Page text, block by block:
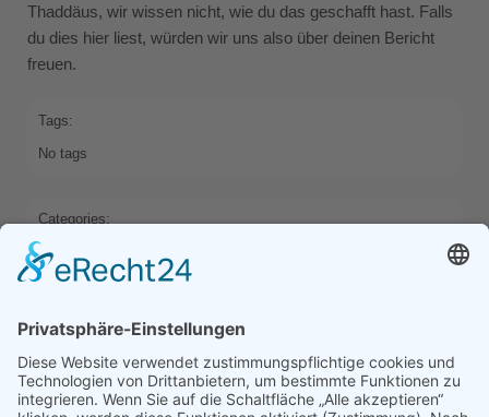
Thaddäus, wir wissen nicht, wie du das geschafft hast. Falls
du dies hier liest, würden wir uns also über deinen Bericht
freuen.
Tags:
No tags
Categories:
HOME
Previous
Comments are closed